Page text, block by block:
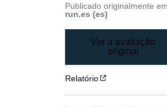
Publicado originalmente
run.es (es)
Ver a avaliação
original
Relatório